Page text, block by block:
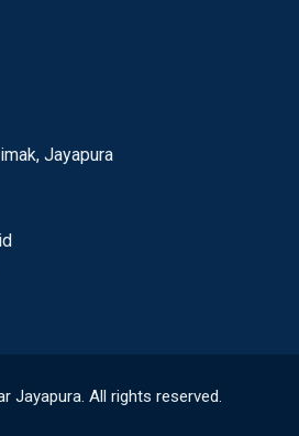
Jayapura
Jayapura. All rights reserved.